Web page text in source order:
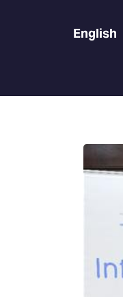
English